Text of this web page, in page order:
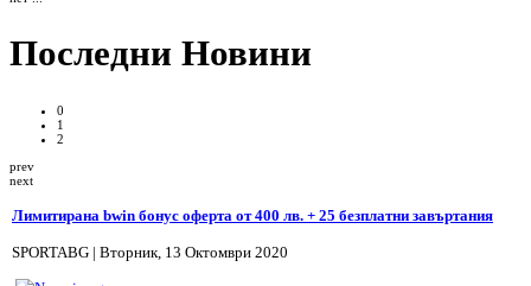
Последни Новини
0
1
2
prev
next
Лимитирана bwin бонус оферта от 400 лв. + 25 безплатни завъртания
SPORTABG | Вторник, 13 Октомври 2020